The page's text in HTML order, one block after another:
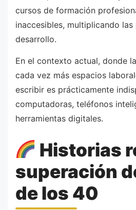
cursos de formación
inaccesibles, multiplicando
desarrollo.
En el contexto actual, donde
cada vez más espacios
escribir es prácticamente
computadoras, teléfonos
herramientas digitales.
Historias
superación
de los 40